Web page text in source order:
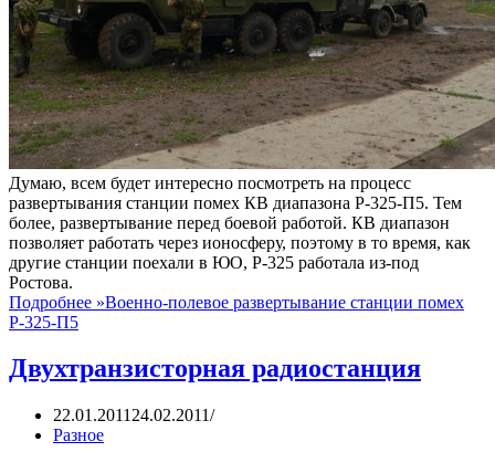
Думаю, всем будет интересно посмотреть на процесс
развертывания станции помех КВ диапазона Р-325-П5. Тем
более, развертывание перед боевой работой. КВ диапазон
позволяет работать через ионосферу, поэтому в то время, как
другие станции поехали в ЮО, Р-325 работала из-под
Ростова.
Подробнее »Военно-полевое развертывание станции помех
Р-325-П5
Двухтранзисторная радиостанция
22.01.2011 24.02.2011
Разное